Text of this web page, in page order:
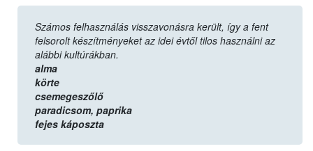
Számos felhasználás visszavonásra került, így a fent
felsorolt készítményeket az idei évtől tilos használni az
alábbi kultúrákban.
alma
körte
csemegeszőlő
paradicsom, paprika
fejes káposzta